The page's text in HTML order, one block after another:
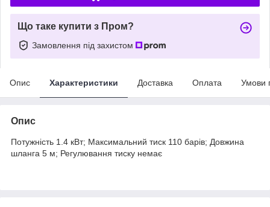
Що таке купити з Пром?
Замовлення під захистом
Опис Характеристики Доставка Оплата Умови
Опис
Потужність 1.4 кВт; Максимальний тиск 110 барів; Довжина
шланга 5 м; Регулювання тиску немає